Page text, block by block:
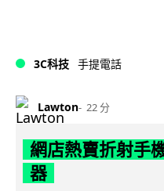
3C科技 手提電話
Lawton 22 分
網店熱賣折射手
器